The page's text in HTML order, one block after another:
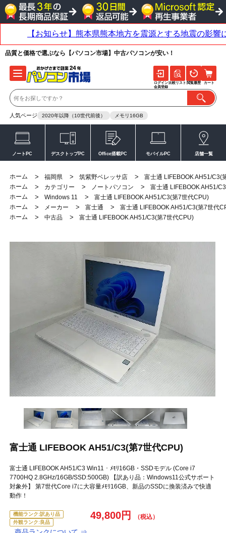
品質と価格で選ぶなら【パソコン市場】中古パソコンが安い！
人気ページ 2020年以降（10世代前後） メモリ16GB
ログイン
会員登録
比較リスト 閲覧履歴 カート
ノートPC デスクトップPC Office搭載PC モバイルPC 店舗一覧
ホーム > 福岡県 > 筑紫野ベレッサ店 >
富士通 LIFEBOOK AH51/C3(
ホーム
> カテゴリー > ノートパソコン >
富士通 LIFEBOOK AH51/
ホーム
> Windows 11 >
富士通 LIFEBOOK AH51/C3(第7世代CPU)
ホーム
> メーカー > 富士通 >
富士通 LIFEBOOK AH51/C3(第7世代
ホーム
> 中古品 > 富士通 LIFEBOOK AH51/C3(第7世代CPU)
富士通 LIFEBOOK AH51/C3(第7世代CPU)
富士通 LIFEBOOK AH51/C3 Win11・ﾒﾓﾘ16GB・SSDモデル (Core i7
7700HQ 2.8GHz/16GB/SSD:500GB) 【訳あり品：Windows11公式サポート
対象外】 第7世代Core i7に大容量ﾒﾓﾘ16GB、新品のSSDに換装済みで快適
動作！
機能ランク:訳あり品
外観ランク:良品
49,800円